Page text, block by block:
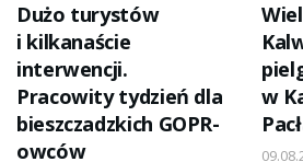
Dużo turystów
i kilkanaście
interwencji.
Pracowity tydzień dla
bieszczadzkich GOPR-
owców
w